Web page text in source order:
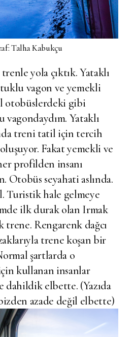
Talha Kabukçu
yola çıktık. Yataklı
vagon ve yemekli
otobüslerdeki gibi
Yataklı
treni tatil için tercih
Fakat yemekli ve
profilden insanı
Otobüs seyahati aslında.
Turistik hale gelmeye
ilk durak olan Irmak
Rengarenk dağcı
trene koşan bir
şartlarda o
kullanan insanlar
dahildik elbette. (Yazıda
azade değil elbette)